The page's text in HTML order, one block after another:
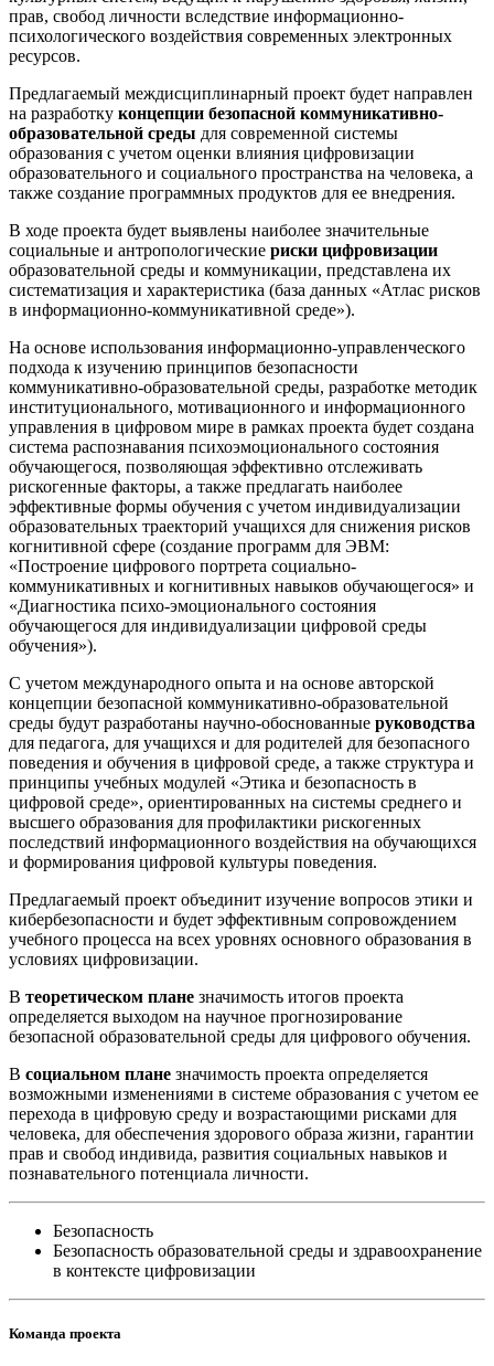
прав, свобод личности вследствие информационно-
психологического воздействия современных электронных
ресурсов.
Предлагаемый междисциплинарный проект будет направлен
на разработку концепции безопасной коммуникативно-
образовательной среды для современной системы
образования с учетом оценки влияния цифровизации
образовательного и социального пространства на человека, а
также создание программных продуктов для ее внедрения.
В ходе проекта будет выявлены наиболее значительные
социальные и антропологические риски цифровизации
образовательной среды и коммуникации, представлена их
систематизация и характеристика (база данных «Атлас рисков
в информационно-коммуникативной среде»).
На основе использования информационно-управленческого
подхода к изучению принципов безопасности
коммуникативно-образовательной среды, разработке методик
институционального, мотивационного и информационного
управления в цифровом мире в рамках проекта будет создана
система распознавания психоэмоционального состояния
обучающегося, позволяющая эффективно отслеживать
рискогенные факторы, а также предлагать наиболее
эффективные формы обучения с учетом индивидуализации
образовательных траекторий учащихся для снижения рисков
когнитивной сфере (создание программ для ЭВМ:
«Построение цифрового портрета социально-
коммуникативных и когнитивных навыков обучающегося» и
«Диагностика психо-эмоционального состояния
обучающегося для индивидуализации цифровой среды
обучения»).
С учетом международного опыта и на основе авторской
концепции безопасной коммуникативно-образовательной
среды будут разработаны научно-обоснованные руководства
для педагога, для учащихся и для родителей для безопасного
поведения и обучения в цифровой среде, а также структура и
принципы учебных модулей «Этика и безопасность в
цифровой среде», ориентированных на системы среднего и
высшего образования для профилактики рискогенных
последствий информационного воздействия на обучающихся
и формирования цифровой культуры поведения.
Предлагаемый проект объединит изучение вопросов этики и
кибербезопасности и будет эффективным сопровождением
учебного процесса на всех уровнях основного образования в
условиях цифровизации.
В теоретическом плане значимость итогов проекта
определяется выходом на научное прогнозирование
безопасной образовательной среды для цифрового обучения.
В социальном плане значимость проекта определяется
возможными изменениями в системе образования с учетом ее
перехода в цифровую среду и возрастающими рисками для
человека, для обеспечения здорового образа жизни, гарантии
прав и свобод индивида, развития социальных навыков и
познавательного потенциала личности.
Безопасность
Безопасность образовательной среды и здравоохранение
в контексте цифровизации
Команда проекта